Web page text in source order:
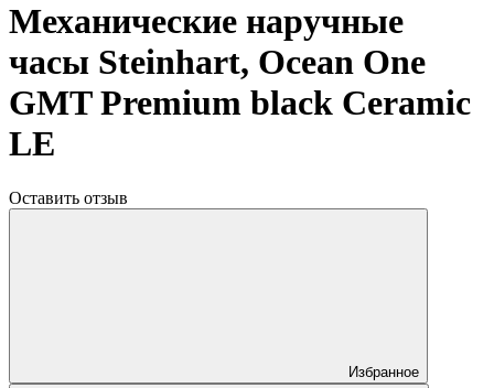
Механические наручные
часы Steinhart, Ocean One
GMT Premium black Ceramic
LE
Оставить отзыв
Избранное